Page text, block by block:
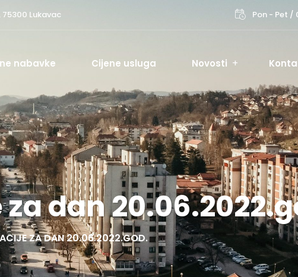
Lukavac Pon - Pet /
nabavke Cijene usluga Novosti
dan
ZA DAN 20.06.2022.GOD.